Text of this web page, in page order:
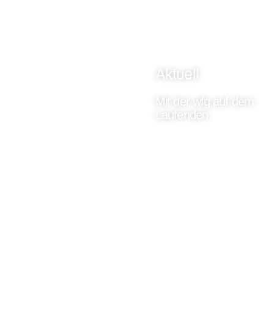
Aktuell
Mit der wfg auf dem
Laufenden.